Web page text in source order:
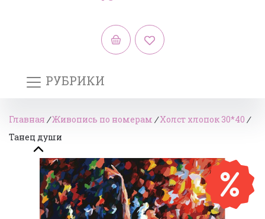
РУБРИКИ
Главная /Живопись по номерам /Холст хлопок 30*40 /
Танец души